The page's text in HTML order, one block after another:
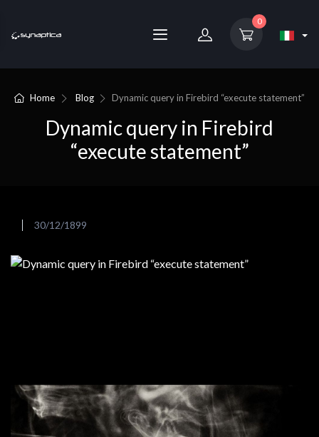
0
Home Blog Dynamic query in Firebird “execute statement”
Dynamic query in Firebird
“execute statement”
30/12/1899